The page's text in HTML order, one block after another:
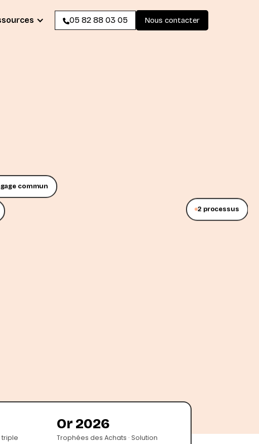
05 82 88 03 05 Nous contacter
2 processus
commun
Or 2026
Trophées des Achats · Solution